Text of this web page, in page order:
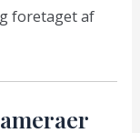
foretaget af